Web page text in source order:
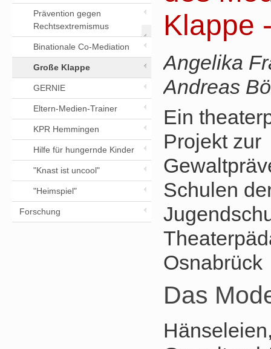
Prävention gegen
Rechtsextremismus
Binationale Co-Mediation
Große Klappe
GERNIE
Eltern-Medien-Trainer
KPR Hemmingen
Hilfe für hungernde Kinder
"Knast ist uncool"
"Heimspiel"
Forschung
Klappe
Angelika
Andreas
Ein
Projekt zur
Schulen
Osnabrück
Das